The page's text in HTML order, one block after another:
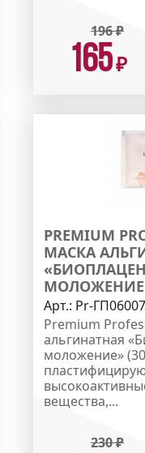
196₽
165₽
PREMIUM
МАСКА
Арт.: Pr-
Premium
альгинатная
моложение»
вещества,...
230₽